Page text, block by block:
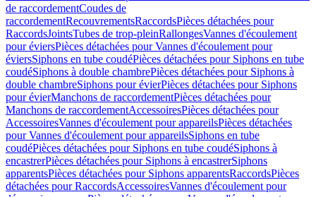
de raccordementCoudes de
raccordementRecouvrementsRaccordsPièces détachées pour
RaccordsJointsTubes de trop-pleinRallongesVannes d'écoulement
pour éviersPièces détachées pour Vannes d'écoulement pour
éviersSiphons en tube coudéPièces détachées pour Siphons en tube
coudéSiphons à double chambrePièces détachées pour Siphons à
double chambreSiphons pour évierPièces détachées pour Siphons
pour évierManchons de raccordementPièces détachées pour
Manchons de raccordementAccessoiresPièces détachées pour
AccessoiresVannes d'écoulement pour appareilsPièces détachées
pour Vannes d'écoulement pour appareilsSiphons en tube
coudéPièces détachées pour Siphons en tube coudéSiphons à
encastrerPièces détachées pour Siphons à encastrerSiphons
apparentsPièces détachées pour Siphons apparentsRaccordsPièces
détachées pour RaccordsAccessoiresVannes d'écoulement pour